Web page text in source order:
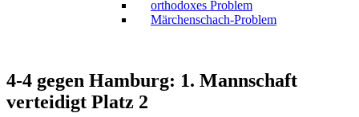
orthodoxes Problem
Märchenschach-Problem
4-4 gegen Hamburg: 1. Mannschaft
verteidigt Platz 2